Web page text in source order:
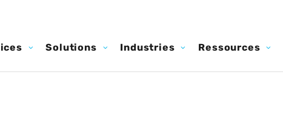
Solutions Industries Ressources